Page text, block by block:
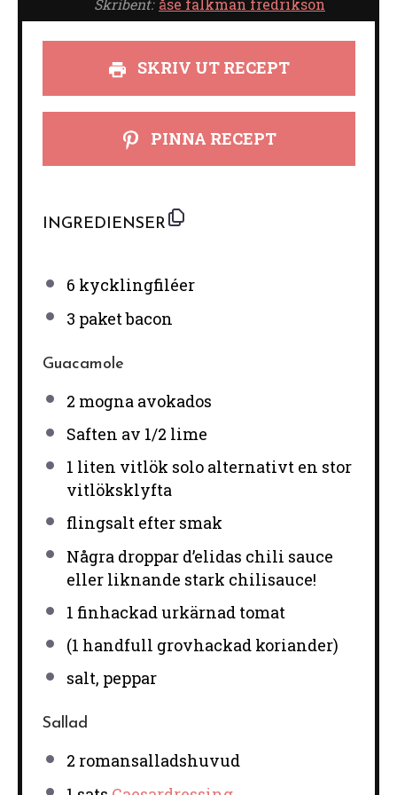
Skribent: åse falkman fredrikson
SKRIV UT RECEPT
PINNA RECEPT
INGREDIENSER
6 kycklingfiléer
3 paket bacon
Guacamole
2 mogna avokados
Saften av 1/2 lime
1 liten vitlök solo alternativt en stor
vitlöksklyfta
flingsalt efter smak
Några droppar d’elidas chili sauce
eller liknande stark chilisauce!
1 finhackad urkärnad tomat
(1 handfull grovhackad koriander)
salt, peppar
Sallad
2 romansalladshuvud